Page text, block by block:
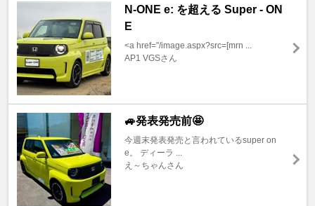
N-ONE e: を超える Super - ON
E
<a href="/image.aspx?src=[mrn ...
AP1 VGSさん
🚙発表発売前🤩
今週末発表発売と言われているsuper on
e。 ディーラ ...
え～ちゃんさん